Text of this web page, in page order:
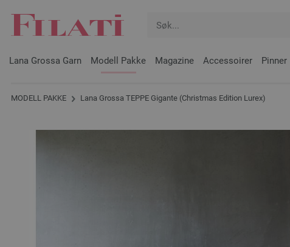
Lana Grossa Garn Modell Pakke Magazine Accessoirer Pinner
MODELL PAKKE Lana Grossa TEPPE Gigante (Christmas Edition Lurex)